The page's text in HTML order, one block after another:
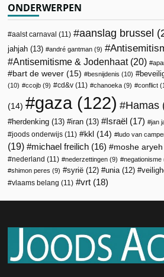
ONDERWERPEN
aalst carnaval (11) aanslag brussel
jahjah (13) andré gantman (9)
Antisemitisme & Jodenhaat(20)
bart de wever (15) besnijdenis (10)
(10)
ccojb (9) cd&v (11) chanoeka (9) conflict
(14) gaza(122) Hamas
herdenking (13) iran (13) Israël (17) jan
joods onderwijs (11) kkl (14) ludo van
(19)
michael freilich (16) moshe
nederland (11) nederzettingen (9) negationisme
shimon peres (9) syrië (12) unia(12)
vlaams belang (11) vrt (18)